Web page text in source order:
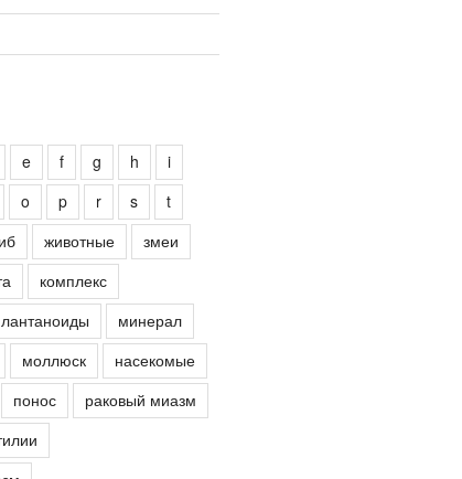
e f g h
i
o p r s
t
животные
змеи
комплекс
лантаноиды
минерал
моллюск
насекомые
понос
раковый миазм